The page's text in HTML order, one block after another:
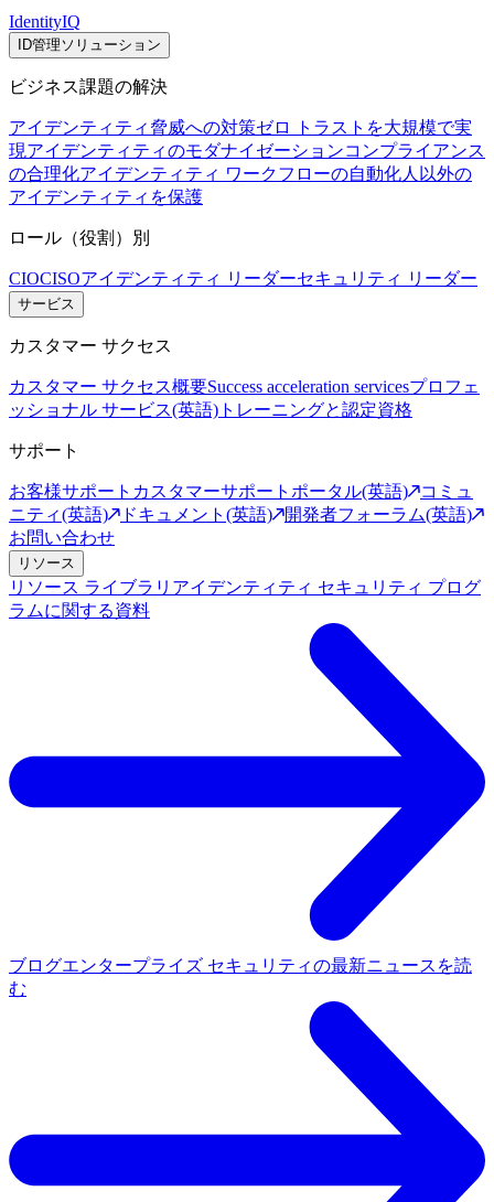
IdentityIQ
ID管理ソリューション
ビジネス課題の解決
アイデンティティ脅威への対策ゼロ トラストを大規模で実
現アイデンティティのモダナイゼーションコンプライアンス
の合理化アイデンティティ ワークフローの自動化人以外の
アイデンティティを保護
ロール（役割）別
CIOCISOアイデンティティ リーダーセキュリティ リーダー
サービス
カスタマー サクセス
カスタマー サクセス概要Success acceleration servicesプロフェ
ッショナル サービス(英語) トレーニングと認定資格
サポート
お客様サポート カスタマーサポートポータル(英語)
コミュ
ニティ(英語)
ドキュメント(英語)
開発者フォーラム(英語)
お問い合わせ
リソース
リソース ライブラリ アイデンティティ セキュリティ プログ
ラムに関する資料
ブログエンタープライズ セキュリティの最新ニュースを読
む